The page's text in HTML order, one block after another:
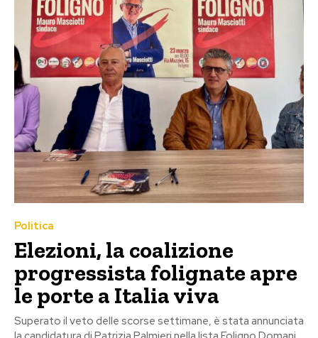
Politica
Elezioni, la coalizione
progressista folignate apre
le porte a Italia viva
Superato il veto delle scorse settimane, è stata annunciata